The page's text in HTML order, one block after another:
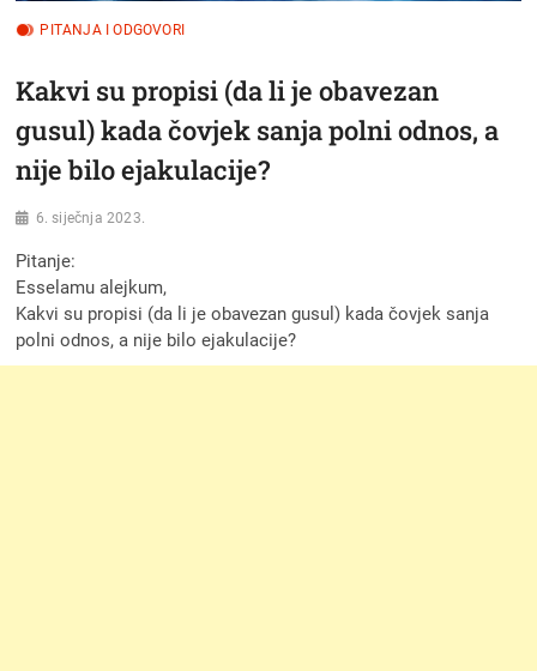
PITANJA I ODGOVORI
Kakvi su propisi (da li je obavezan
gusul) kada čovjek sanja polni odnos, a
nije bilo ejakulacije?
6. siječnja 2023.
Pitanje:
Esselamu alejkum,
Kakvi su propisi (da li je obavezan gusul) kada čovjek sanja
polni odnos, a nije bilo ejakulacije?